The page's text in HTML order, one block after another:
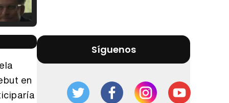
Tráiler Oficial en VOSE 'The Audacity'
Tráiler en español 'Outcome' (2026)
en
Síguenos